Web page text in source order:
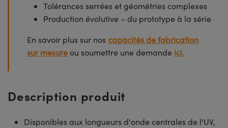
Tolérances serrées et géométries complexes
Production évolutive – du prototype à la série
En savoir plus sur nos capacités de fabrication
sur mesure ou soumettre une demande ici.
Description produit
Disponibles aux longueurs d'onde centrales de l'UV,